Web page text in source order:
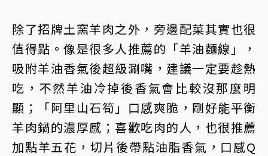
除了招牌土窯羊肉之外，旁邊配菜其實也很
值得點。像是很多人推薦的「羊油麵線」，
吸附羊油香氣後超級涮嘴，建議一定要趁熱
吃，不然羊油冷掉後香氣會比較沒那麼明
顯；「阿里山石筍」口感爽脆，剛好能平衡
羊肉鍋的濃厚感；喜歡吃肉的人，也很推薦
加點羊五花，切片後帶點油脂香氣，口感Q